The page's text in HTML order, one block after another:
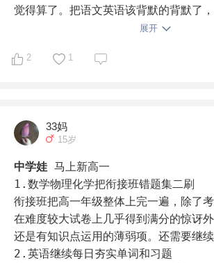
觉得算了。把语文英语该背默的背默了，
数学物理简单预习了半本，
每天练一页字帖，读半小时中或英书籍，
展开
2 1
33妈
15岁
中学娃 马上新高一
1.数学物理化学把衔接班错题集二刷
衔接班把高一年级整体上完一遍，除了
在难度较大试卷上几乎得到满分的惊讶
还是有知识点运用的薄弱项。还需要继续
2.英语继续每日夯实单词和习题